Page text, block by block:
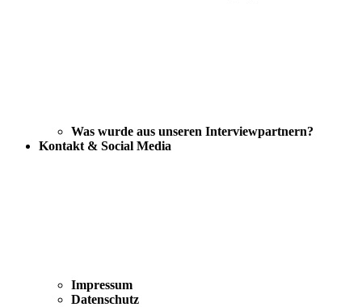
Was wurde aus unseren Interviewpartnern?
Kontakt & Social Media
Impressum
Datenschutz